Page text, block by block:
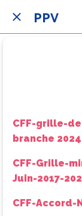
PPV
CFF-grille-
branche 2024
CFF-Grille-
Juin-2017-
CFF-Accord-